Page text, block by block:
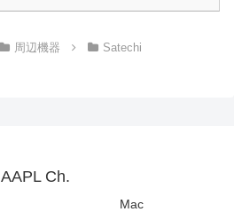
周辺機器 Satechi
AAPL Ch.
Mac